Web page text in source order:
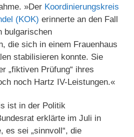
»Der Koordinierungskreis
(KOK) erinnerte an den Fall
bulgarischen
die sich in einem Frauenhaus
stabilisieren konnte. Sie
„fiktiven Prüfung“ ihres
noch Hartz IV-Leistungen.«
ist in der Politik
erklärte im Juli in
es sei „sinnvoll“, die